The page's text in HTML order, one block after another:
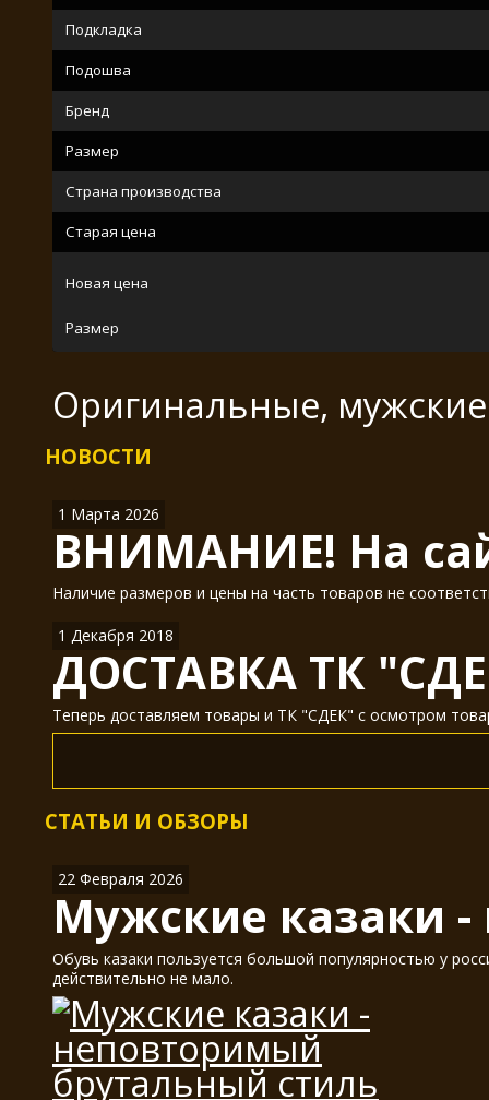
Подкладка
Подошва
Бренд
Размер
Страна производства
Старая цена
Новая цена
Размер
Оригинальные, мужские
НОВОСТИ
1 Марта 2026
ВНИМАНИЕ! На
Наличие размеров и цены на часть товаров не
1 Декабря 2018
ДОСТАВКА ТК
Теперь доставляем товары и ТК "СДЕК" с осмотром
СТАТЬИ И ОБЗОРЫ
22 Февраля 2026
Мужские казаки
Обувь казаки пользуется большой популярностью у
действительно не мало.